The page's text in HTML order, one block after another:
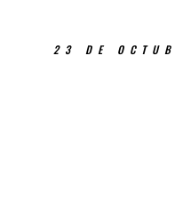
23 DE